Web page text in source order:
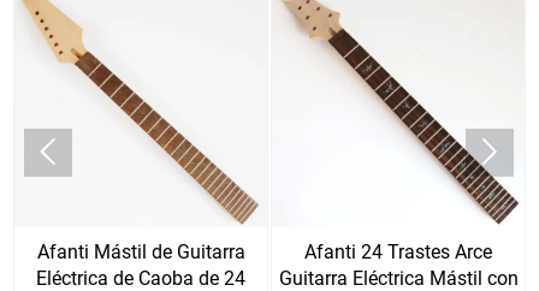
Afanti Mástil de Guitarra
Eléctrica de Caoba de 24
Afanti 24 Trastes Arce
Guitarra Eléctrica Mástil con
 